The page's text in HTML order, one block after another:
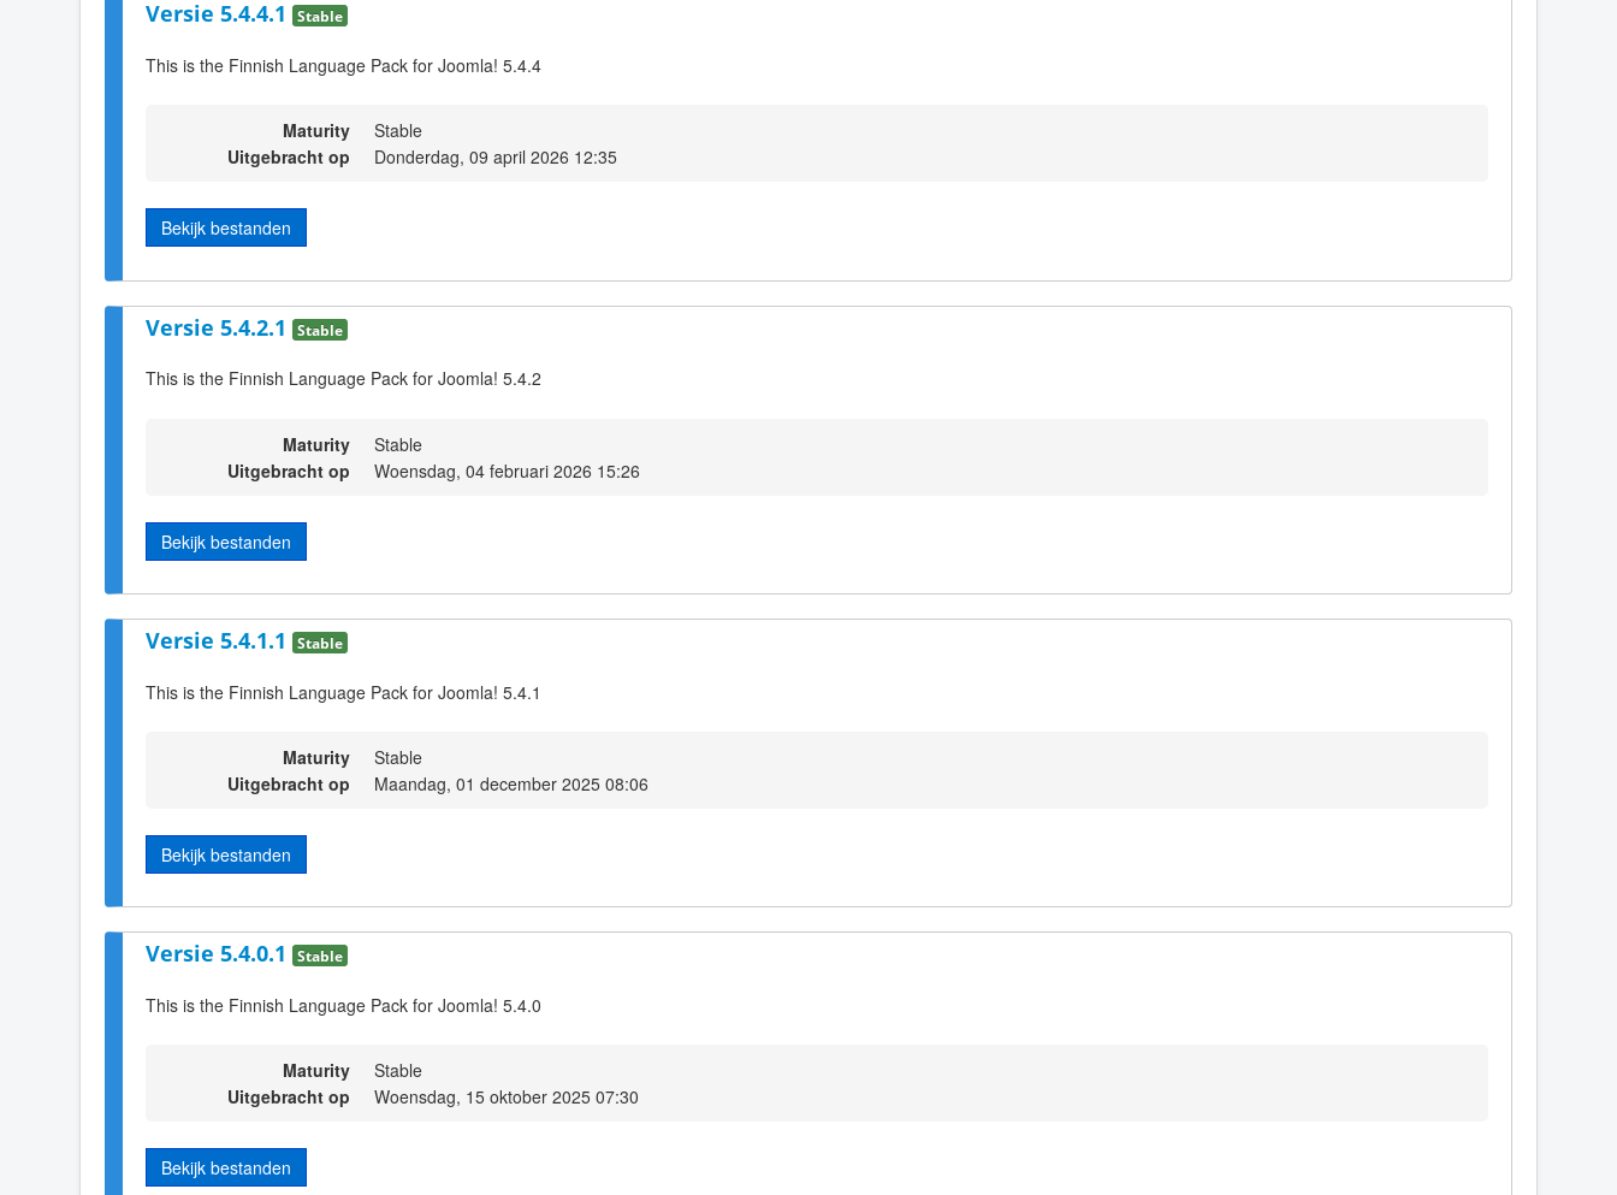
Versie 5.4.4.1 Stable
This is the Finnish Language Pack for Joomla! 5.4.4
Maturity
Stable
Uitgebracht op
Donderdag, 09 april 2026 12:35
Bekijk bestanden
Versie 5.4.2.1 Stable
This is the Finnish Language Pack for Joomla! 5.4.2
Maturity
Stable
Uitgebracht op
Woensdag, 04 februari 2026 15:26
Bekijk bestanden
Versie 5.4.1.1 Stable
This is the Finnish Language Pack for Joomla! 5.4.1
Maturity
Stable
Uitgebracht op
Maandag, 01 december 2025 08:06
Bekijk bestanden
Versie 5.4.0.1 Stable
This is the Finnish Language Pack for Joomla! 5.4.0
Maturity
Stable
Uitgebracht op
Woensdag, 15 oktober 2025 07:30
Bekijk bestanden